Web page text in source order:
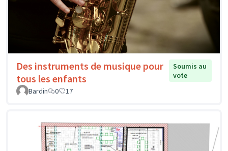
Des instruments de musique pour
tous les enfants
Soumis au
vote
Bardin
0 17